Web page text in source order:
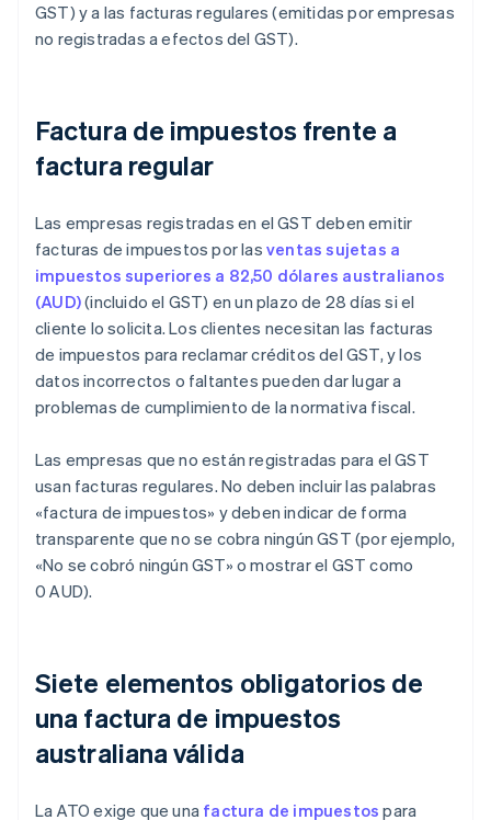
GST) y a las facturas regulares (emitidas por empresas
no registradas a efectos del GST).
Factura de impuestos frente a
factura regular
Las empresas registradas en el GST deben emitir
facturas de impuestos por las ventas sujetas a
impuestos superiores a 82,50 dólares australianos
(AUD)(incluido el GST) en un plazo de 28 días si el
cliente lo solicita. Los clientes necesitan las facturas
de impuestos para reclamar créditos del GST, y los
datos incorrectos o faltantes pueden dar lugar a
problemas de cumplimiento de la normativa fiscal.
Las empresas que no están registradas para el GST
usan facturas regulares. No deben incluir las palabras
«factura de impuestos» y deben indicar de forma
transparente que no se cobra ningún GST (por ejemplo,
«No se cobró ningún GST» o mostrar el GST como
0 AUD).
Siete elementos obligatorios de
una factura de impuestos
australiana válida
La ATO exige que una factura de impuestos para